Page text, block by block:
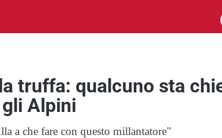
truffa: qualcuno sta
Alpini
a che fare con questo millantatore"